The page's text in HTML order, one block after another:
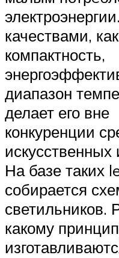
качествами,
компактность,
диапазон
делает его вне
конкуренции
искусственных
На базе таких
собирается
светильников.
какому